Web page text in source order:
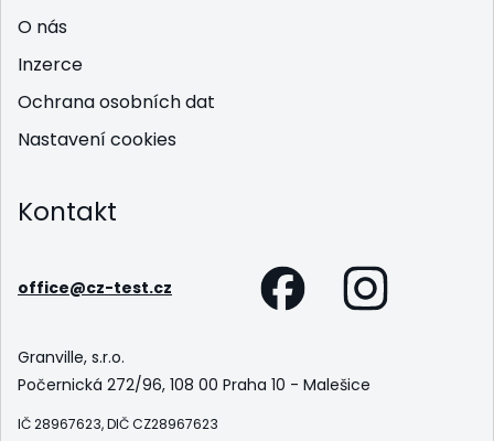
O nás
Inzerce
Ochrana osobních dat
Nastavení cookies
Kontakt
office@cz-test.cz
Granville, s.r.o.
Počernická 272/96, 108 00 Praha 10 - Malešice
IČ 28967623, DIČ CZ28967623